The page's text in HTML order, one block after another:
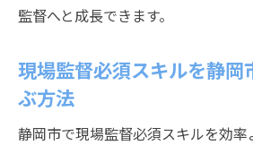
監督へと成長できます。
現場監督必須スキルを静岡
ぶ方法
静岡市で現場監督必須スキルを効率